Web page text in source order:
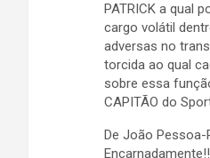
PATRICK a qual
cargo volátil
adversas no
torcida ao qual
sobre essa
CAPITÃO do
De João Pessoa-